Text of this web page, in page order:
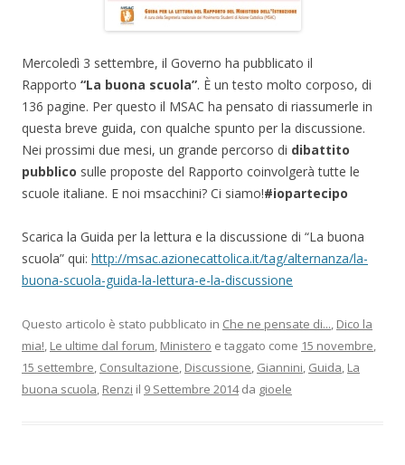
Mercoledì 3 settembre, il Governo ha pubblicato il
Rapporto “La buona scuola”. È un testo molto corposo, di
136 pagine. Per questo il MSAC ha pensato di riassumerle in
questa breve guida, con qualche spunto per la discussione.
Nei prossimi due mesi, un grande percorso di dibattito
pubblico sulle proposte del Rapporto coinvolgerà tutte le
scuole italiane. E noi msacchini? Ci siamo!#iopartecipo
Scarica la Guida per la lettura e la discussione di “La buona
scuola” qui: http://msac.azionecattolica.it/tag/alternanza/la-
buona-scuola-guida-la-lettura-e-la-discussione
Questo articolo è stato pubblicato in Che ne pensate di..., Dico la
mia!, Le ultime dal forum, Ministero e taggato come 15 novembre,
15 settembre, Consultazione, Discussione, Giannini, Guida, La
buona scuola, Renzi il 9 Settembre 2014da gioele